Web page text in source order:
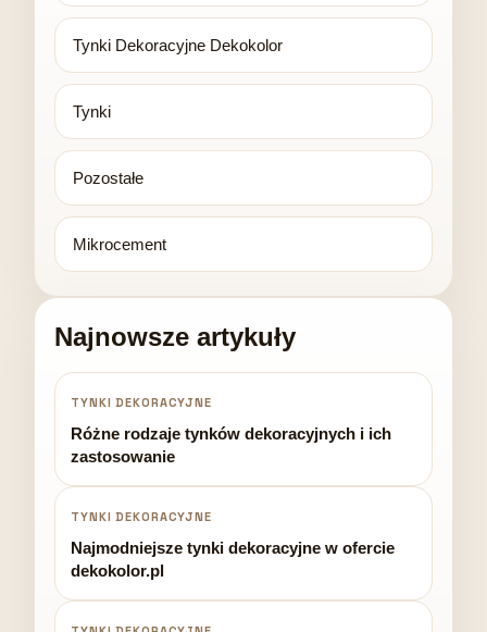
Tynki Dekoracyjne Dekokolor
Tynki
Pozostałe
Mikrocement
Najnowsze artykuły
TYNKI DEKORACYJNE
Różne rodzaje tynków dekoracyjnych i ich
zastosowanie
TYNKI DEKORACYJNE
Najmodniejsze tynki dekoracyjne w ofercie
dekokolor.pl